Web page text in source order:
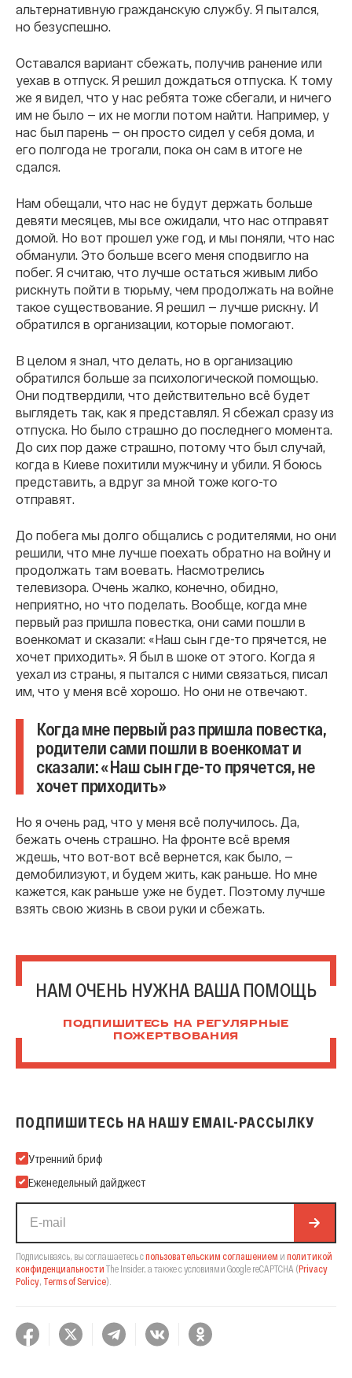
альтернативную гражданскую службу. Я пытался,
но безуспешно.
Оставался вариант сбежать, получив ранение или
уехав в отпуск. Я решил дождаться отпуска. К тому
же я видел, что у нас ребята тоже сбегали, и ничего
им не было — их не могли потом найти. Например, у
нас был парень — он просто сидел у себя дома, и
его полгода не трогали, пока он сам в итоге не
сдался.
Нам обещали, что нас не будут держать больше
девяти месяцев, мы все ожидали, что нас отправят
домой. Но вот прошел уже год, и мы поняли, что нас
обманули. Это больше всего меня сподвигло на
побег. Я считаю, что лучше остаться живым либо
рискнуть пойти в тюрьму, чем продолжать на войне
такое существование. Я решил — лучше рискну. И
обратился в организации, которые помогают.
В целом я знал, что делать, но в организацию
обратился больше за психологической помощью.
Они подтвердили, что действительно всё будет
выглядеть так, как я представлял. Я сбежал сразу из
отпуска. Но было страшно до последнего момента.
До сих пор даже страшно, потому что был случай,
когда в Киеве похитили мужчину и убили. Я боюсь
представить, а вдруг за мной тоже кого-то
отправят.
До побега мы долго общались с родителями, но они
решили, что мне лучше поехать обратно на войну и
продолжать там воевать. Насмотрелись
телевизора. Очень жалко, конечно, обидно,
неприятно, но что поделать. Вообще, когда мне
первый раз пришла повестка, они сами пошли в
военкомат и сказали: «Наш сын где-то прячется, не
хочет приходить». Я был в шоке от этого. Когда я
уехал из страны, я пытался с ними связаться, писал
им, что у меня всё хорошо. Но они не отвечают.
Когда мне первый раз пришла повестка,
родители сами пошли в военкомат и
сказали: «Наш сын где-то прячется, не
хочет приходить»
Но я очень рад, что у меня всё получилось. Да,
бежать очень страшно. На фронте всё время
ждешь, что вот-вот всё вернется, как было, —
демобилизуют, и будем жить, как раньше. Но мне
кажется, как раньше уже не будет. Поэтому лучше
взять свою жизнь в свои руки и сбежать.
НАМ ОЧЕНЬ НУЖНА ВАША ПОМОЩЬ
ПОДПИШИТЕСЬ НА РЕГУЛЯРНЫЕ
ПОЖЕРТВОВАНИЯ
ПОДПИШИТЕСЬ НА НАШУ EMAIL-РАССЫЛКУ
Подпишитесь на нашу Email-рассылку
Утренний бриф
Еженедельный дайджест
Подписываясь, вы соглашаетесь спользовательским соглашением и политикой
конфиденциальности The Insider, а также с условиями Google reCAPTCHA (Privacy
Policy, Terms of Service).